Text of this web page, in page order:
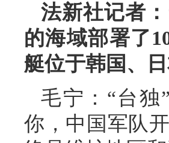
法新社记者
的海域部署了
艇位于韩国、
毛宁：“台独
你，中国军队